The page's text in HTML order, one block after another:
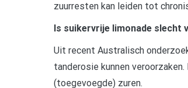
zuurresten kan leiden tot
Is suikervrije limonade slecht
Uit recent Australisch
tanderosie kunnen
(toegevoegde) zuren.